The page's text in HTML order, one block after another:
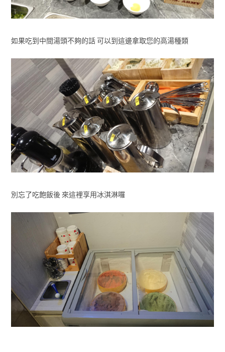
如果吃到中間湯頭不夠的話 可以到這邊拿取您的高湯種類
別忘了吃飽飯後 來這裡享用冰淇淋囉